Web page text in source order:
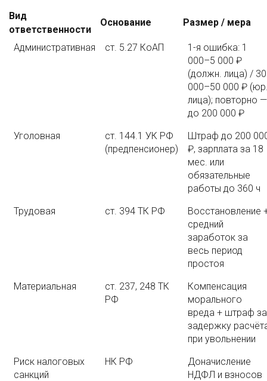
Вид
ответственности
Основание Размер / мера
Административная ст. 5.27 КоАП
1-я ошибка: 1
000–5 000 ₽
(должн. лица) / 30
000–50 000 ₽
лица); повторно —
до 200 000 ₽
Уголовная
ст. 144.1 УК РФ
(предпенсионер)
Штраф до 200
₽, зарплата за 18
мес. или
обязательные
работы до 360 ч
Трудовая
ст. 394 ТК РФ
Восстановление
средний
заработок за
весь период
простоя
Материальная
ст. 237, 248 ТК
РФ
Компенсация
морального
вреда + штраф за
задержку
при увольнении
Риск налоговых
санкций
НК РФ
Доначисление
НДФЛ и взносов